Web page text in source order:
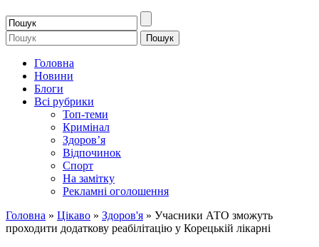
Головна
Новини
Блоги
Всі рубрики
Топ-теми
Кримінал
Здоров’я
Відпочинок
Спорт
На замітку
Рекламні оголошення
Головна » Цікаво » Здоров'я » Учасники АТО зможуть
проходити додаткову реабілітацію у Корецькій лікарні